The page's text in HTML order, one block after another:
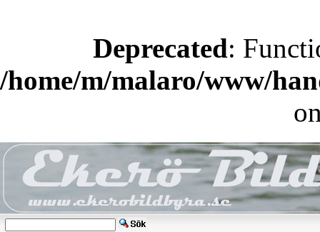
Deprecated:
/home/m/malaro/www/